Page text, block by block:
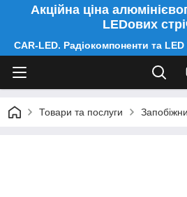
Акційна ціна
LEDових
CAR-LED. Радіокомпоненти та LED
Товари та послуги